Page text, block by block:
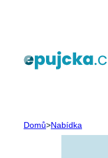
Domů>Nabídka